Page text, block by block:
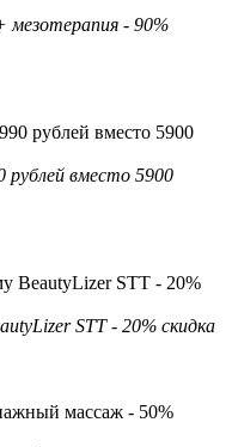
мезотерапия - 90%
рублей вместо 5900
STT - 20% скидка